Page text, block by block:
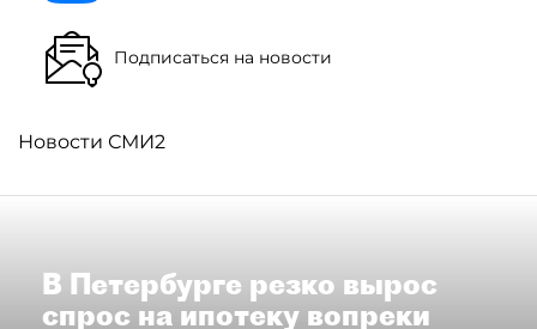
Подписаться на новости
Новости СМИ2
В Петербурге резко вырос
спрос на ипотеку вопреки